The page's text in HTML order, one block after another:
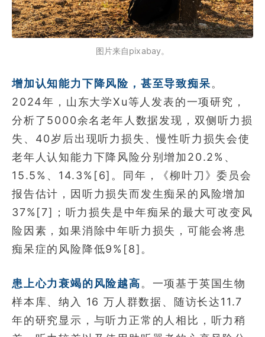
图片来自pixabay。
增加认知能力下降风险，甚至导致痴呆。
2024年，山东大学Xu等人发表的一项研究，
分析了5000余名老年人数据发现，双侧听力损
失、40岁后出现听力损失、慢性听力损失会使
老年人认知能力下降风险分别增加20.2%、
15.5%、14.3%[6]。同年，《柳叶刀》委员会
报告估计，因听力损失而发生痴呆的风险增加
37%[7]；听力损失是中年痴呆的最大可改变风
险因素，如果消除中年听力损失，可能会将患
痴呆症的风险降低9%[8]。
患上心力衰竭的风险越高。一项基于英国生物
样本库、纳入 16 万人群数据、随访长达11.7
年的研究显示，与听力正常的人相比，听力稍